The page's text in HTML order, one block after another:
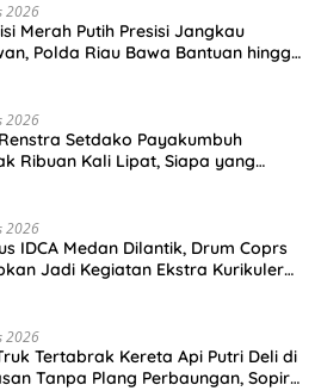
2026
Merah Putih Presisi Jangkau
Polda Riau Bawa Bantuan hingga
2026
Setdako Payakumbuh
Ribuan Kali Lipat, Siapa yang
2026
IDCA Medan Dilantik, Drum Coprs
Jadi Kegiatan Ekstra Kurikuler
2026
Tertabrak Kereta Api Putri Deli di
Tanpa Plang Perbaungan, Sopir